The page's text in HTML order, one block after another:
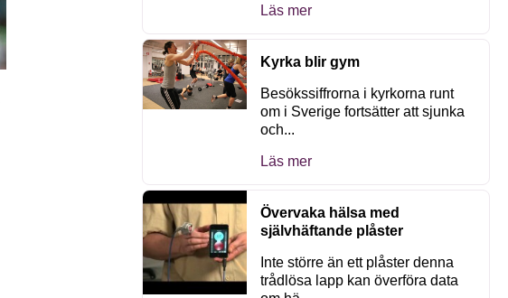
Läs mer
Kyrka blir gym
Besökssiffrorna i kyrkorna runt
om i Sverige fortsätter att sjunka
och...
Läs mer
Övervaka hälsa med
självhäftande plåster
Inte större än ett plåster denna
trådlösa lapp kan överföra data